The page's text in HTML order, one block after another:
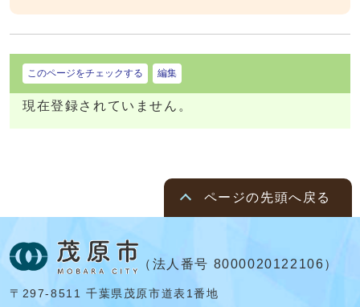
このページをチェックする 編集
現在登録されていません。
ページの先頭へ戻る
（法人番号 8000020122106）
〒297-8511 千葉県茂原市道表1番地